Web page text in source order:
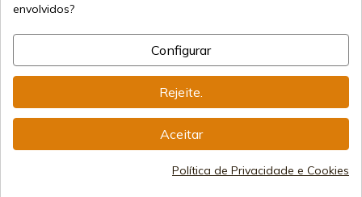
Victorinox
PRETO VICTORINOX 7.8721.3
29,49 €
REF: 78721
Victorinox
SHARPENER DE CERÂMICA
VERMELHA VICTORINOX
7,8721
Envio de 7-15 dias
envolvidos?
Configurar
Rejeite.
Aceitar
Política de Privacidade e Cookies